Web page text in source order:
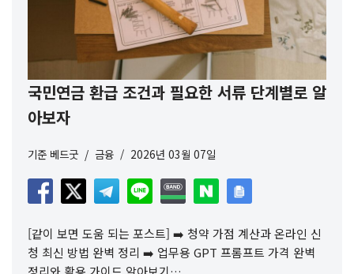
국민연금 환급 조건과 필요한 서류 단계별로 알
아보자
기준 베드굿 금융 2026년 03월 07일
[같이 보면 도움 되는 포스트] ➡️ 청약 가점 계산과 온라인 신
청 최신 방법 완벽 정리 ➡️ 업무용 GPT 프롬프트 가격 완벽